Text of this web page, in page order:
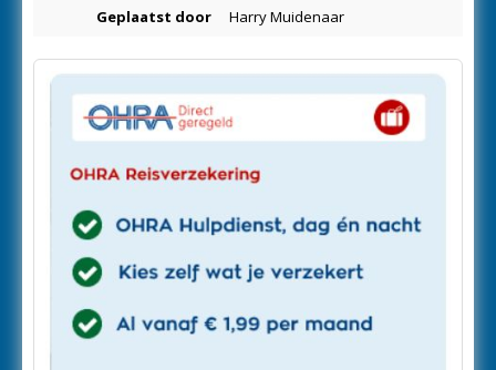
Geplaatst door Harry Muidenaar